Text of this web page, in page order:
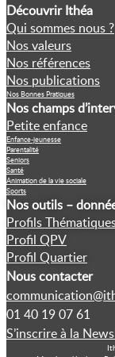
Découvrir Ithéa
Qui sommes nous ?
Nos valeurs
Nos références
Nos publications
Nos Bonnes Pratiques
Nos champs
Petite enfance
Enfance-jeunesse
Parentalité
Seniors
Santé
Animation de la vie sociale
Sports
Nos outils –
Profils
Profil QPV
Profil Quartier
Nous contacter
01 40 19 07 61
S’inscrire à la